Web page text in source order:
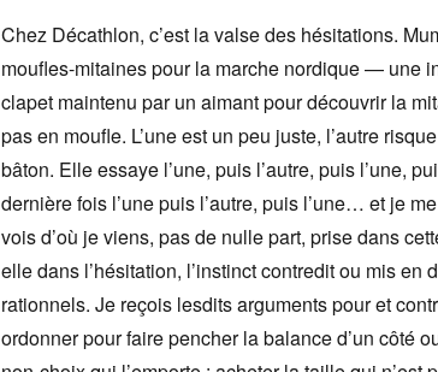
Chez Décathlon, c’est la valse des hésitations.
moufles-mitaines pour la marche nordique — une
clapet maintenu par un aimant pour découvrir la
pas en moufle. L’une est un peu juste, l’autre
bâton. Elle essaye l’une, puis l’autre, puis l’une,
dernière fois l’une puis l’autre, puis l’une… et je
vois d’où je viens, pas de nulle part, prise dans
elle dans l’hésitation, l’instinct contredit ou mis en
rationnels. Je reçois lesdits arguments pour et
ordonner pour faire pencher la balance d’un côté